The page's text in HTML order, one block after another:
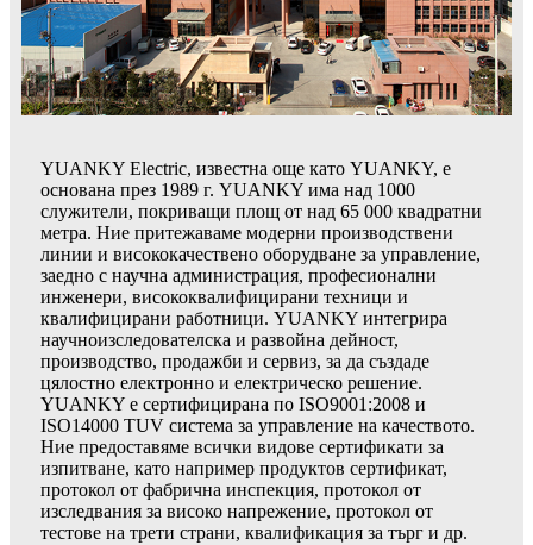
YUANKY Electric, известна още като YUANKY, е
основана през 1989 г. YUANKY има над 1000
служители, покриващи площ от над 65 000 квадратни
метра. Ние притежаваме модерни производствени
линии и висококачествено оборудване за управление,
заедно с научна администрация, професионални
инженери, висококвалифицирани техници и
квалифицирани работници. YUANKY интегрира
научноизследователска и развойна дейност,
производство, продажби и сервиз, за ​​да създаде
цялостно електронно и електрическо решение.
YUANKY е сертифицирана по ISO9001:2008 и
ISO14000 TUV система за управление на качеството.
Ние предоставяме всички видове сертификати за
изпитване, като например продуктов сертификат,
протокол от фабрична инспекция, протокол от
изследвания за високо напрежение, протокол от
тестове на трети страни, квалификация за търг и др.